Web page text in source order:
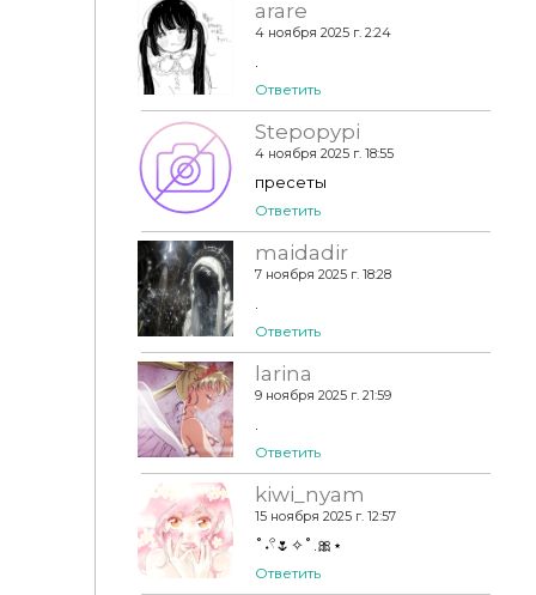
arare
4 ноября 2025 г. 2:24
Ответить
Stepopypi
4 ноября 2025 г. 18:55
пресеты
Ответить
maidadir
7 ноября 2025 г. 18:28
Ответить
larina
9 ноября 2025 г. 21:59
Ответить
kiwi_nyam
15 ноября 2025 г. 12:57
˚˖𓍢🌷✧˚.🎀⋆
Ответить